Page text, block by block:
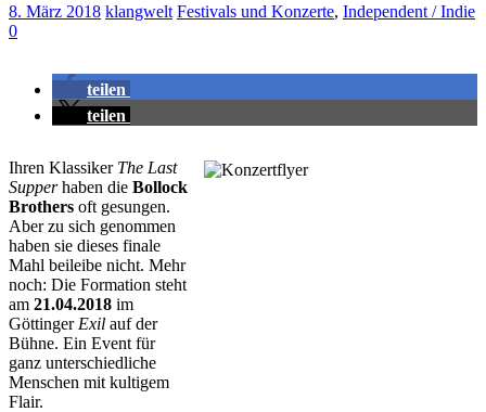
8. März 2018 klangwelt Festivals und Konzerte, Independent / Indie
0
teilen
teilen
Ihren Klassiker The Last
Supperhaben die Bollock
Brothers oft gesungen.
Aber zu sich genommen
haben sie dieses finale
Mahl beileibe nicht. Mehr
noch: Die Formation steht
am 21.04.2018 im
Göttinger Exil auf der
Bühne. Ein Event für
ganz unterschiedliche
Menschen mit kultigem
Flair.